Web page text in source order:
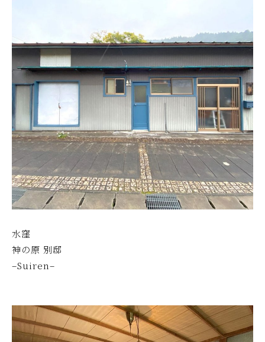
水窪
神の原 別邸
–Suiren–